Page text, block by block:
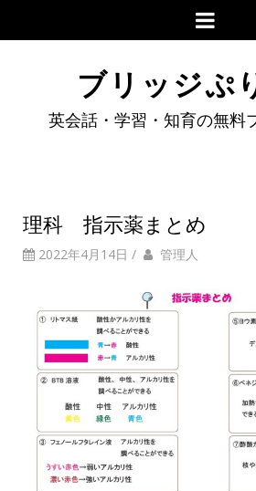
ブリッジぷ
英会話・学習・知育の無料
理科 指示薬まとめ
2022年4月14日 / 管理人